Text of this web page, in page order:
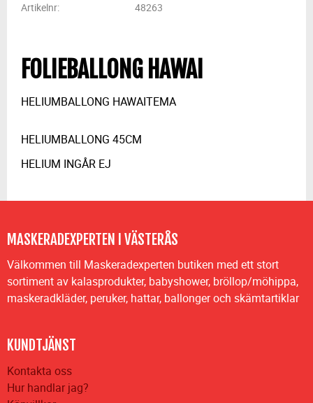
Artikelnr
48263
FOLIEBALLONG HAWAI
HELIUMBALLONG HAWAITEMA
HELIUMBALLONG 45CM
HELIUM INGÅR EJ
MASKERADEXPERTEN I VÄSTERÅS
Välkommen till Maskeradexperten butiken med ett stort
sortiment av kalasprodukter, babyshower, bröllop/möhippa,
maskeradkläder, peruker, hattar, ballonger och skämtartiklar
KUNDTJÄNST
Kontakta oss
Hur handlar jag?